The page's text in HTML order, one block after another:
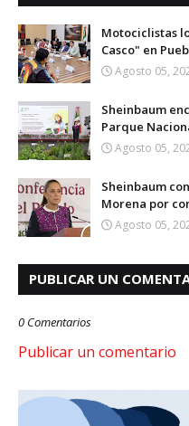
Motociclistas
Casco" en
Agosto 05,
Sheinbaum
Parque
Agosto 05,
Sheinbaum
Morena por
Agosto 05,
PUBLICAR UN
0 Comentarios
Publicar un comentario